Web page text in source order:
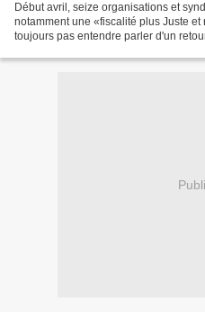
Début avril, seize organisations et
notamment une «fiscalité plus Juste et
toujours pas entendre parler d'un